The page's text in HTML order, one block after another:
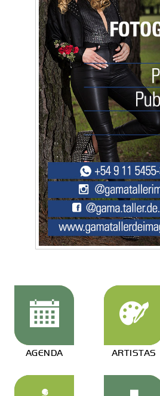
Música, teatro, yoga,
Conocé todos los
disfrutar en la Zona Oeste
AGENDA ARTISTAS